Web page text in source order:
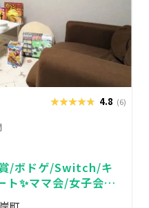
★★★★★
★★★★★ 4.8 (6)
賞/ボドゲ/Switch/キ
ト✨ママ会/女子会